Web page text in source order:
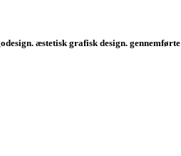
æstetisk grafisk design.